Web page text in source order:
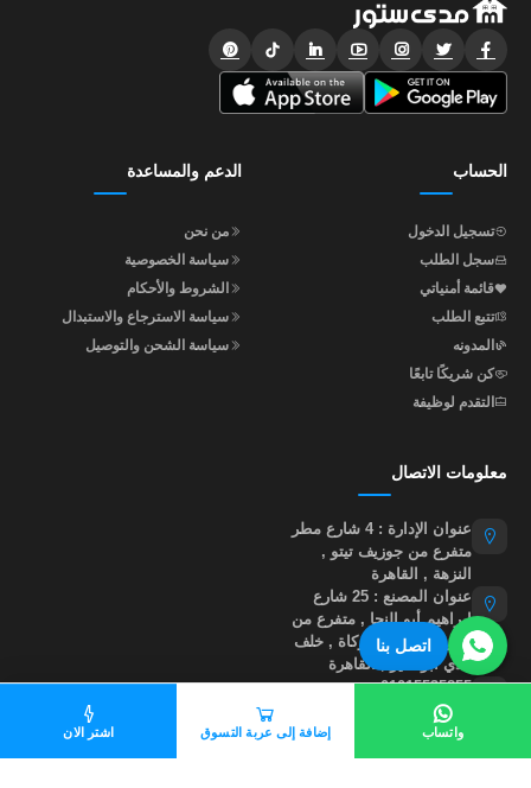
اتصل بنا
واتساب إضافة إلى عربة التسوق اشتر الان
الحساب
تسجيل الدخول
سجل الطلب
قائمة أمنياتي
تتبع الطلب
المدونه
كن شريكًا تابعًا
التقدم لوظيفة
الدعم والمساعدة
من نحن
سياسة الخصوصية
الشروط والأحكام
سياسة الاسترجاع والاستبدال
سياسة الشحن والتوصيل
معلومات الاتصال
عنوان الإدارة : 4 شارع مطر
متفرع من جوزيف تيتو ,
النزهة , القاهرة
عنوان المصنع : 25 شارع
إبراهيم أبو النجا , متفرع من
شارع مؤسسة الزكاة , خلف
نادي أبو صير , القاهرة
01015535855
help@madastore.net